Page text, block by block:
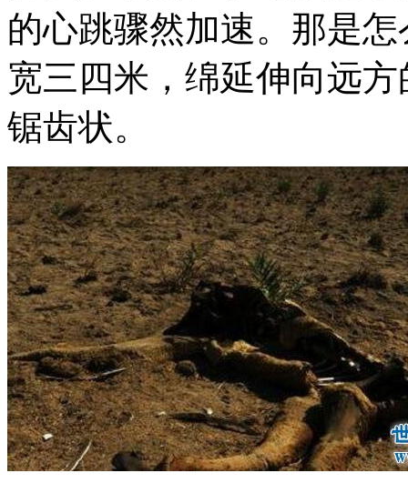
的心跳骤然加速。那是
宽三四米，绵延伸向远
锯齿状。